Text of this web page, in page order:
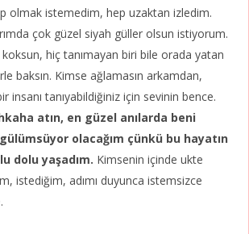
olmak istemedim, hep uzaktan izledim.
çok güzel siyah güller olsun istiyorum.
hiç tanımayan biri bile orada yatan
baksın. Kimse ağlamasın arkamdan,
insanı tanıyabildiğiniz için sevinin bence.
atın, en güzel anılarda beni
olacağım çünkü bu hayatın
dolu yaşadım. Kimsenin içinde ukte
istediğim, adımı duyunca istemsizce